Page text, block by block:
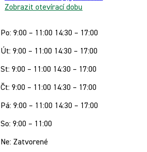
Zobrazit otevírací dobu
Po: 9:00 – 11:00 14:30 – 17:00
Út: 9:00 – 11:00 14:30 – 17:00
St: 9:00 – 11:00 14:30 – 17:00
Čt: 9:00 – 11:00 14:30 – 17:00
Pá: 9:00 – 11:00 14:30 – 17:00
So: 9:00 – 11:00
Ne: Zatvorené